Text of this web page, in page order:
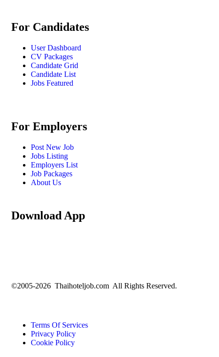
For Candidates
User Dashboard
CV Packages
Candidate Grid
Candidate List
Jobs Featured
For Employers
Post New Job
Jobs Listing
Employers List
Job Packages
About Us
Download App
©2005-2026 Thaihoteljob.com All Rights Reserved.
Terms Of Services
Privacy Policy
Cookie Policy